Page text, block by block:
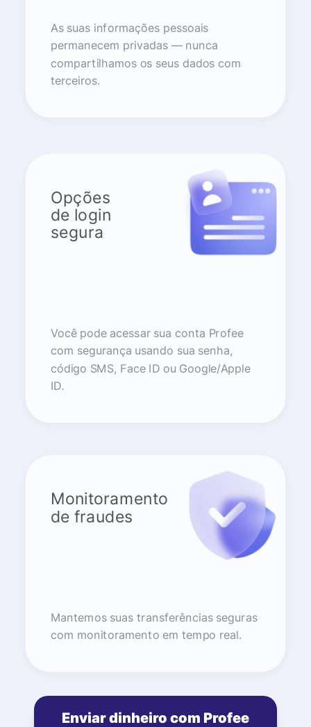
As suas informações pessoais
permanecem privadas — nunca
compartilhamos os seus dados com
terceiros.
Opções
de login
segura
Você pode acessar sua conta Profee
com segurança usando sua senha,
código SMS, Face ID ou Google/Apple
ID.
Monitoramento
de fraudes
Mantemos suas transferências seguras
com monitoramento em tempo real.
Enviar dinheiro com Profee